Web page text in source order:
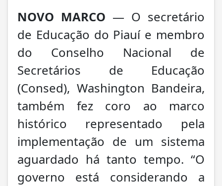
NOVO MARCO — O secretário
de Educação do Piauí e membro
do Conselho Nacional de
Secretários de Educação
(Consed), Washington Bandeira,
também fez coro ao marco
histórico representado pela
implementação de um sistema
aguardado há tanto tempo. “O
governo está considerando a